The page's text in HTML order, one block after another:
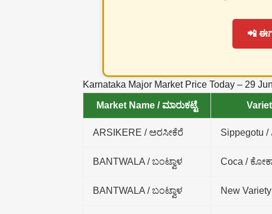
📲
Karnataka Major Market Price Today – 29
Market Name / ಮಾರುಕಟ್ಟೆ
ARSIKERE / ಅರಸೀಕೆರೆ Sippegotu
BANTWALA / ಬಂಟ್ವಾಳ Coca /
BANTWALA / ಬಂಟ್ವಾಳ New